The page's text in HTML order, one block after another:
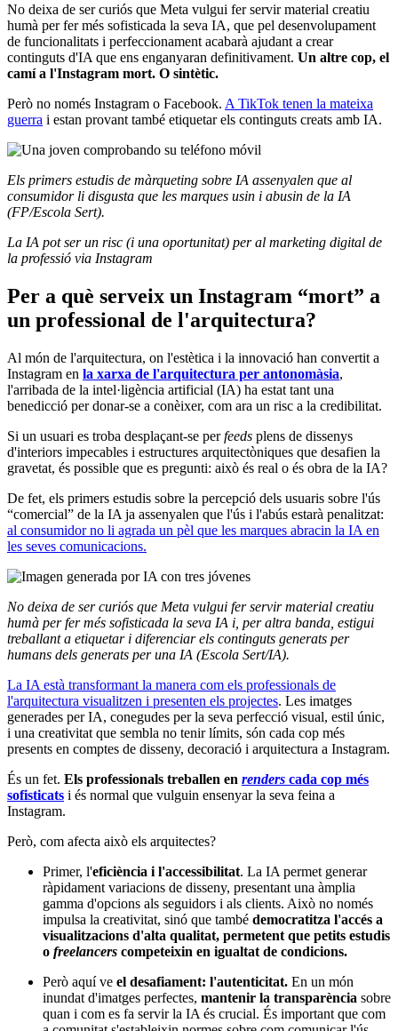
No deixa de ser curiós que Meta vulgui fer servir material creatiu
humà per fer més sofisticada la seva IA, que pel desenvolupament
de funcionalitats i perfeccionament acabarà ajudant a crear
continguts d'IA que ens enganyaran definitivament. Un altre cop, el
camí a l'Instagram mort. O sintètic.
Però no només Instagram o Facebook. A TikTok tenen la mateixa
guerra i estan provant també etiquetar els continguts creats amb IA.
Els primers estudis de màrqueting sobre IA assenyalen que al
consumidor li disgusta que les marques usin i abusin de la IA
(FP/Escola Sert).
La IA pot ser un risc (i una oportunitat) per al marketing digital de
la professió via Instagram
Per a què serveix un Instagram “mort” a
un professional de l'arquitectura?
Al món de l'arquitectura, on l'estètica i la innovació han convertit a
Instagram en la xarxa de l'arquitectura per antonomàsia,
l'arribada de la intel·ligència artificial (IA) ha estat tant una
benedicció per donar-se a conèixer, com ara un risc a la credibilitat.
Si un usuari es troba desplaçant-se perfeeds plens de dissenys
d'interiors impecables i estructures arquitectòniques que desafien la
gravetat, és possible que es pregunti: això és real o és obra de la IA?
De fet, els primers estudis sobre la percepció dels usuaris sobre l'ús
“comercial” de la IA ja assenyalen que l'ús i l'abús estarà penalitzat:
al consumidor no li agrada un pèl que les marques abracin la IA en
les seves comunicacions.
No deixa de ser curiós que Meta vulgui fer servir material creatiu
humà per fer més sofisticada la seva IA i, per altra banda, estigui
treballant a etiquetar i diferenciar els continguts generats per
humans dels generats per una IA (Escola Sert/IA).
La IA està transformant la manera com els professionals de
l'arquitectura visualitzen i presenten els projectes. Les imatges
generades per IA, conegudes per la seva perfecció visual, estil únic,
i una creativitat que sembla no tenir límits, són cada cop més
presents en comptes de disseny, decoració i arquitectura a Instagram.
És un fet. Els professionals treballen en renders cada cop més
sofisticats i és normal que vulguin ensenyar la seva feina a
Instagram.
Però, com afecta això els arquitectes?
Primer, l'eficiència i l'accessibilitat. La IA permet generar
ràpidament variacions de disseny, presentant una àmplia
gamma d'opcions als seguidors i als clients. Això no només
impulsa la creativitat, sinó que també democratitza l'accés a
visualitzacions d'alta qualitat, permetent que petits estudis
o freelancers competeixin en igualtat de condicions.
Però aquí ve el desafiament: l'autenticitat. En un món
inundat d'imatges perfectes, mantenir la transparència sobre
quan i com es fa servir la IA és crucial. És important que com